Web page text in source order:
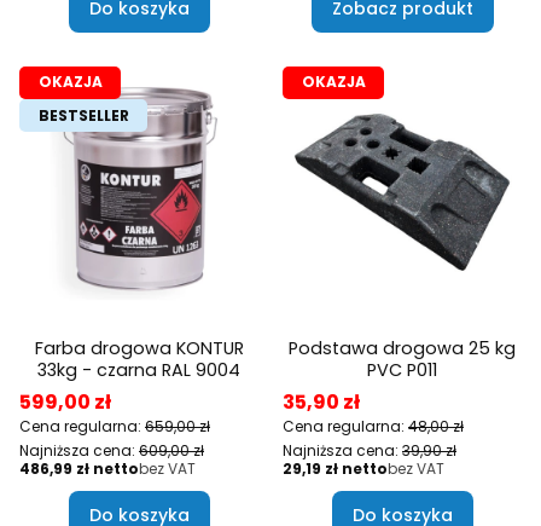
Do koszyka Zobacz produkt
OKAZJA
BESTSELLER
Farba drogowa KONTUR
33kg - czarna RAL 9004
Cena promocyjna
599,00 zł
Cena regularna: 659,00 zł
Najniższa cena: 609,00 zł
Cena
486,99 zł bez VAT
Do koszyka
OKAZJA
Podstawa drogowa 25 kg
PVC P011
Cena promocyjna
35,90 zł
Cena regularna: 48,00 zł
Najniższa cena: 39,90 zł
Cena
29,19 zł bez VAT
Do koszyka